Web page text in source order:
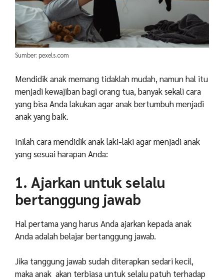
Sumber: pexels.com
Mendidik anak memang tidaklah mudah, namun hal itu
menjadi kewajiban bagi orang tua, banyak sekali cara
yang bisa Anda lakukan agar anak bertumbuh menjadi
anak yang baik.
Inilah cara mendidik anak laki-laki agar menjadi anak
yang sesuai harapan Anda:
1. Ajarkan untuk selalu
bertanggung jawab
Hal pertama yang harus Anda ajarkan kepada anak
Anda adalah belajar bertanggung jawab.
Jika tanggung jawab sudah diterapkan sedari kecil,
maka anak akan terbiasa untuk selalu patuh terhadap